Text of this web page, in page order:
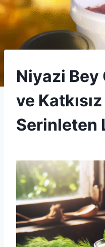
SÃ¼T
VE
ÃRÃ¼NLERI
UNCATEGORIZED
Niyazi
ve
Serinleten
Admin